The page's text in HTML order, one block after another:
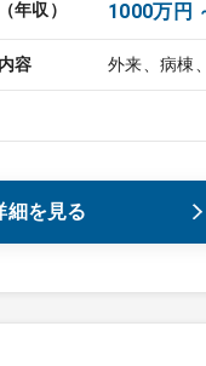
年収） 1000万円
容 外来、病棟
細を見る